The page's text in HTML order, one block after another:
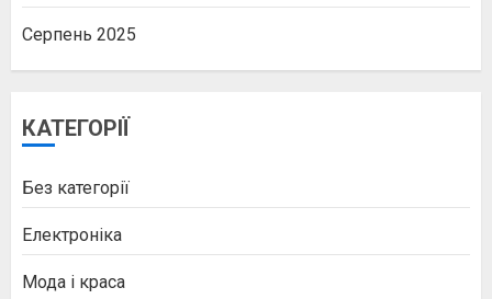
Серпень 2025
КАТЕГОРІЇ
Без категорії
Електроніка
Мода і краса